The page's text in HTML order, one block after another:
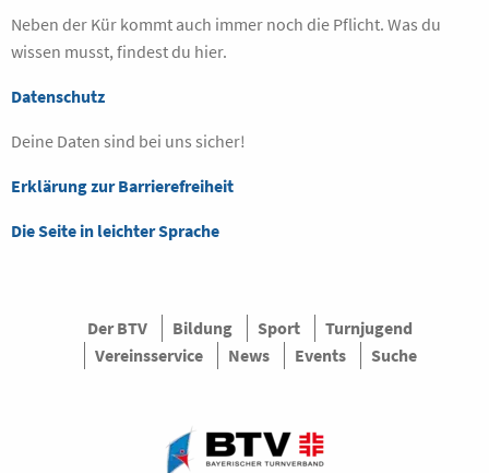
Neben der Kür kommt auch immer noch die Pflicht. Was du
wissen musst, findest du hier.
Datenschutz
Deine Daten sind bei uns sicher!
Erklärung zur Barrierefreiheit
Die Seite in leichter Sprache
Der BTV Bildung Sport
Turnjugend
Vereinsservice
News Events Suche